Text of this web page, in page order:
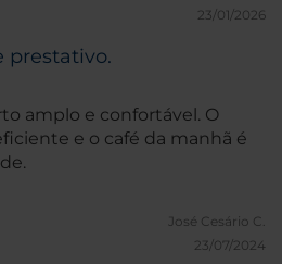
23/01/2026
prestativo.
amplo e confortável. O
e o café da manhã é
José Cesário C.
23/07/2024